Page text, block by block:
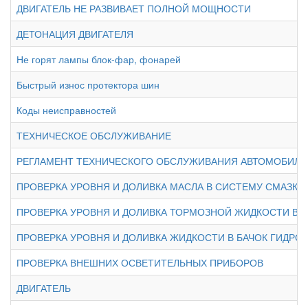
ДВИГАТЕЛЬ НЕ РАЗВИВАЕТ ПОЛНОЙ МОЩНОСТИ
ДЕТОНАЦИЯ ДВИГАТЕЛЯ
Не горят лампы блок-фар, фонарей
Быстрый износ протектора шин
Коды неисправностей
ТЕХНИЧЕСКОЕ ОБСЛУЖИВАНИЕ
РЕГЛАМЕНТ ТЕХНИЧЕСКОГО ОБСЛУЖИВАНИЯ АВТОМОБИЛЯ
ПРОВЕРКА УРОВНЯ И ДОЛИВКА МАСЛА В СИСТЕМУ СМАЗКИ
ПРОВЕРКА УРОВНЯ И ДОЛИВКА ТОРМОЗНОЙ ЖИДКОСТИ В
ПРОВЕРКА УРОВНЯ И ДОЛИВКА ЖИДКОСТИ В БАЧОК
ПРОВЕРКА ВНЕШНИХ ОСВЕТИТЕЛЬНЫХ ПРИБОРОВ
ДВИГАТЕЛЬ